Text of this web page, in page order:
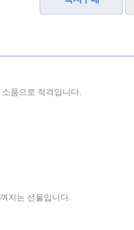
품으로 적격입니다.
지는 선물입니다.